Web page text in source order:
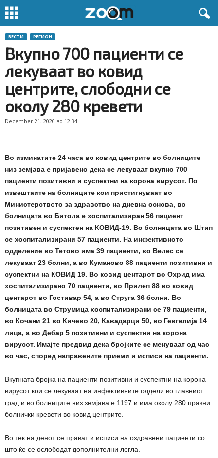
ВЕСТИ РЕГИОН
Вкупно 700 пациенти се
лекуваат во ковид
центрите, слободни се
околу 280 кревети
December 21, 2020 во 12:34
Во изминатите 24 часа во ковид центрите во болниците
низ земјава е пријавено дека се лекуваат вкупно 700
пациенти позитивни и суспектни на корона вирусот. По
извештаите на болниците кои пристигнуваат во
Министерството за здравство на дневна основа, во
болницата во Битола е хоспитализиран 56 пациент
позитивен и суспектен на КОВИД-19. Во болницата во Штип
се хоспитализирани 57 пациенти. На инфективното
одделение во Тетово има 39 пациенти, во Велес се
лекуваат 23 болни, а во Куманово 88 пациенти позитивни и
суспектни на КОВИД 19. Во ковид центарот во Охрид има
хоспитализирано 70 пациенти, во Прилеп 88 во ковид
центарот во Гостивар 54, а во Струга 36 болни. Во
болницата во Струмица хоспитализирани се 79 пациенти,
во Кочани 21 во Кичево 20, Кавадарци 50, во Гевгелија 14
лица, а во Дебар 5 позитивни и суспектни на корона
вирусот. Имајте предвид дека бројките се менуваат од час
во час, според направените приеми и исписи на пациенти.
Вкупната бројка на пациенти позитивни и суспектни на корона
вирусот кои се лекуваат на инфективните оддели во главниот
град и во болниците низ земјава е 1197 и има околу 280 празни
болнички кревети во ковид центрите.
Во тек на денот се прават и исписи на оздравени пациенти со
што ќе се ослободат дополнителни легла.